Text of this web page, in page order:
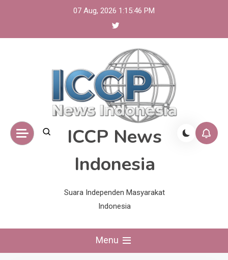
07 Aug, 2026 1:15:47 PM
ICCP News
Indonesia
Suara Independen Masyarakat
Indonesia
Menu